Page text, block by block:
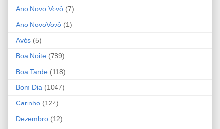
Ano Novo Vovô (7)
Ano NovoVovô (1)
Avós (5)
Boa Noite (789)
Boa Tarde (118)
Bom Dia (1047)
Carinho (124)
Dezembro (12)